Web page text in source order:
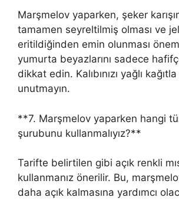
Marşmelov yaparken, şeker
tamamen seyreltilmiş olması ve
eritildiğinden emin olunması
yumurta beyazlarını sadece
dikkat edin. Kalıbınızı yağlı
unutmayın.
**7. Marşmelov yaparken hangi tür
şurubunu kullanmalıyız?**
Tarifte belirtilen gibi açık renkli
kullanmanız önerilir. Bu,
daha açık kalmasına yardımcı